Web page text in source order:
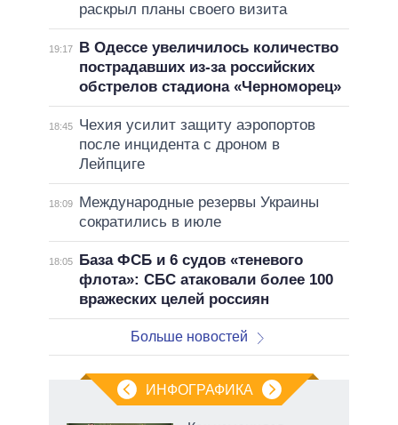
раскрыл планы своего визита
19:17
В Одессе увеличилось количество
пострадавших из-за российских
обстрелов стадиона «Черноморец»
18:45
Чехия усилит защиту аэропортов
после инцидента с дроном в
Лейпциге
18:09
Международные резервы Украины
сократились в июле
18:05
База ФСБ и 6 судов «теневого
флота»: СБС атаковали более 100
вражеских целей россиян
Больше новостей
ИНФОГРАФИКА